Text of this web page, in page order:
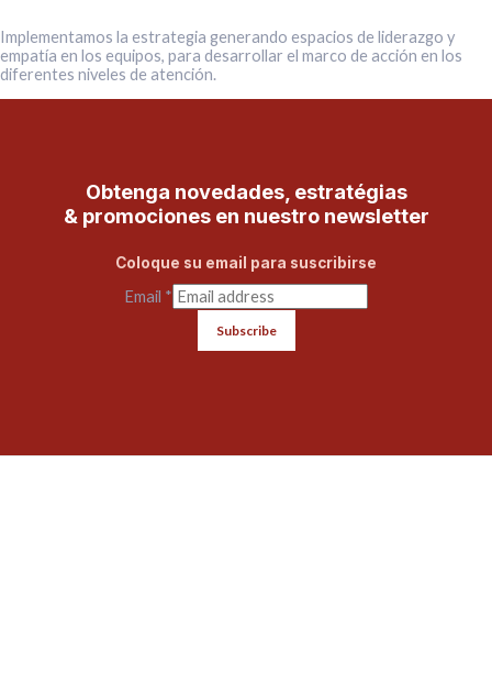
Implementamos la estrategia generando espacios de liderazgo y
empatía en los equipos, para desarrollar el marco de acción en los
diferentes niveles de atención.
Obtenga novedades, estratégias
& promociones en nuestro newsletter
Coloque su email para suscribirse
Email *
Subscribe